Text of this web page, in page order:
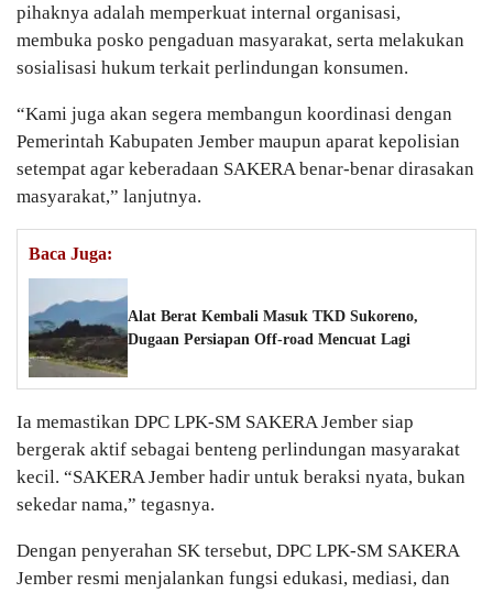
pihaknya adalah memperkuat internal organisasi,
membuka posko pengaduan masyarakat, serta melakukan
sosialisasi hukum terkait perlindungan konsumen.
“Kami juga akan segera membangun koordinasi dengan
Pemerintah Kabupaten Jember maupun aparat kepolisian
setempat agar keberadaan SAKERA benar-benar dirasakan
masyarakat,” lanjutnya.
Baca Juga:
Alat Berat Kembali Masuk TKD Sukoreno,
Dugaan Persiapan Off-road Mencuat Lagi
Ia memastikan DPC LPK-SM SAKERA Jember siap
bergerak aktif sebagai benteng perlindungan masyarakat
kecil. “SAKERA Jember hadir untuk beraksi nyata, bukan
sekedar nama,” tegasnya.
Dengan penyerahan SK tersebut, DPC LPK-SM SAKERA
Jember resmi menjalankan fungsi edukasi, mediasi, dan